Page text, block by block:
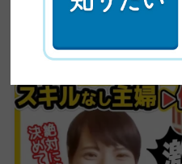
【全ママ必見】2児のシン